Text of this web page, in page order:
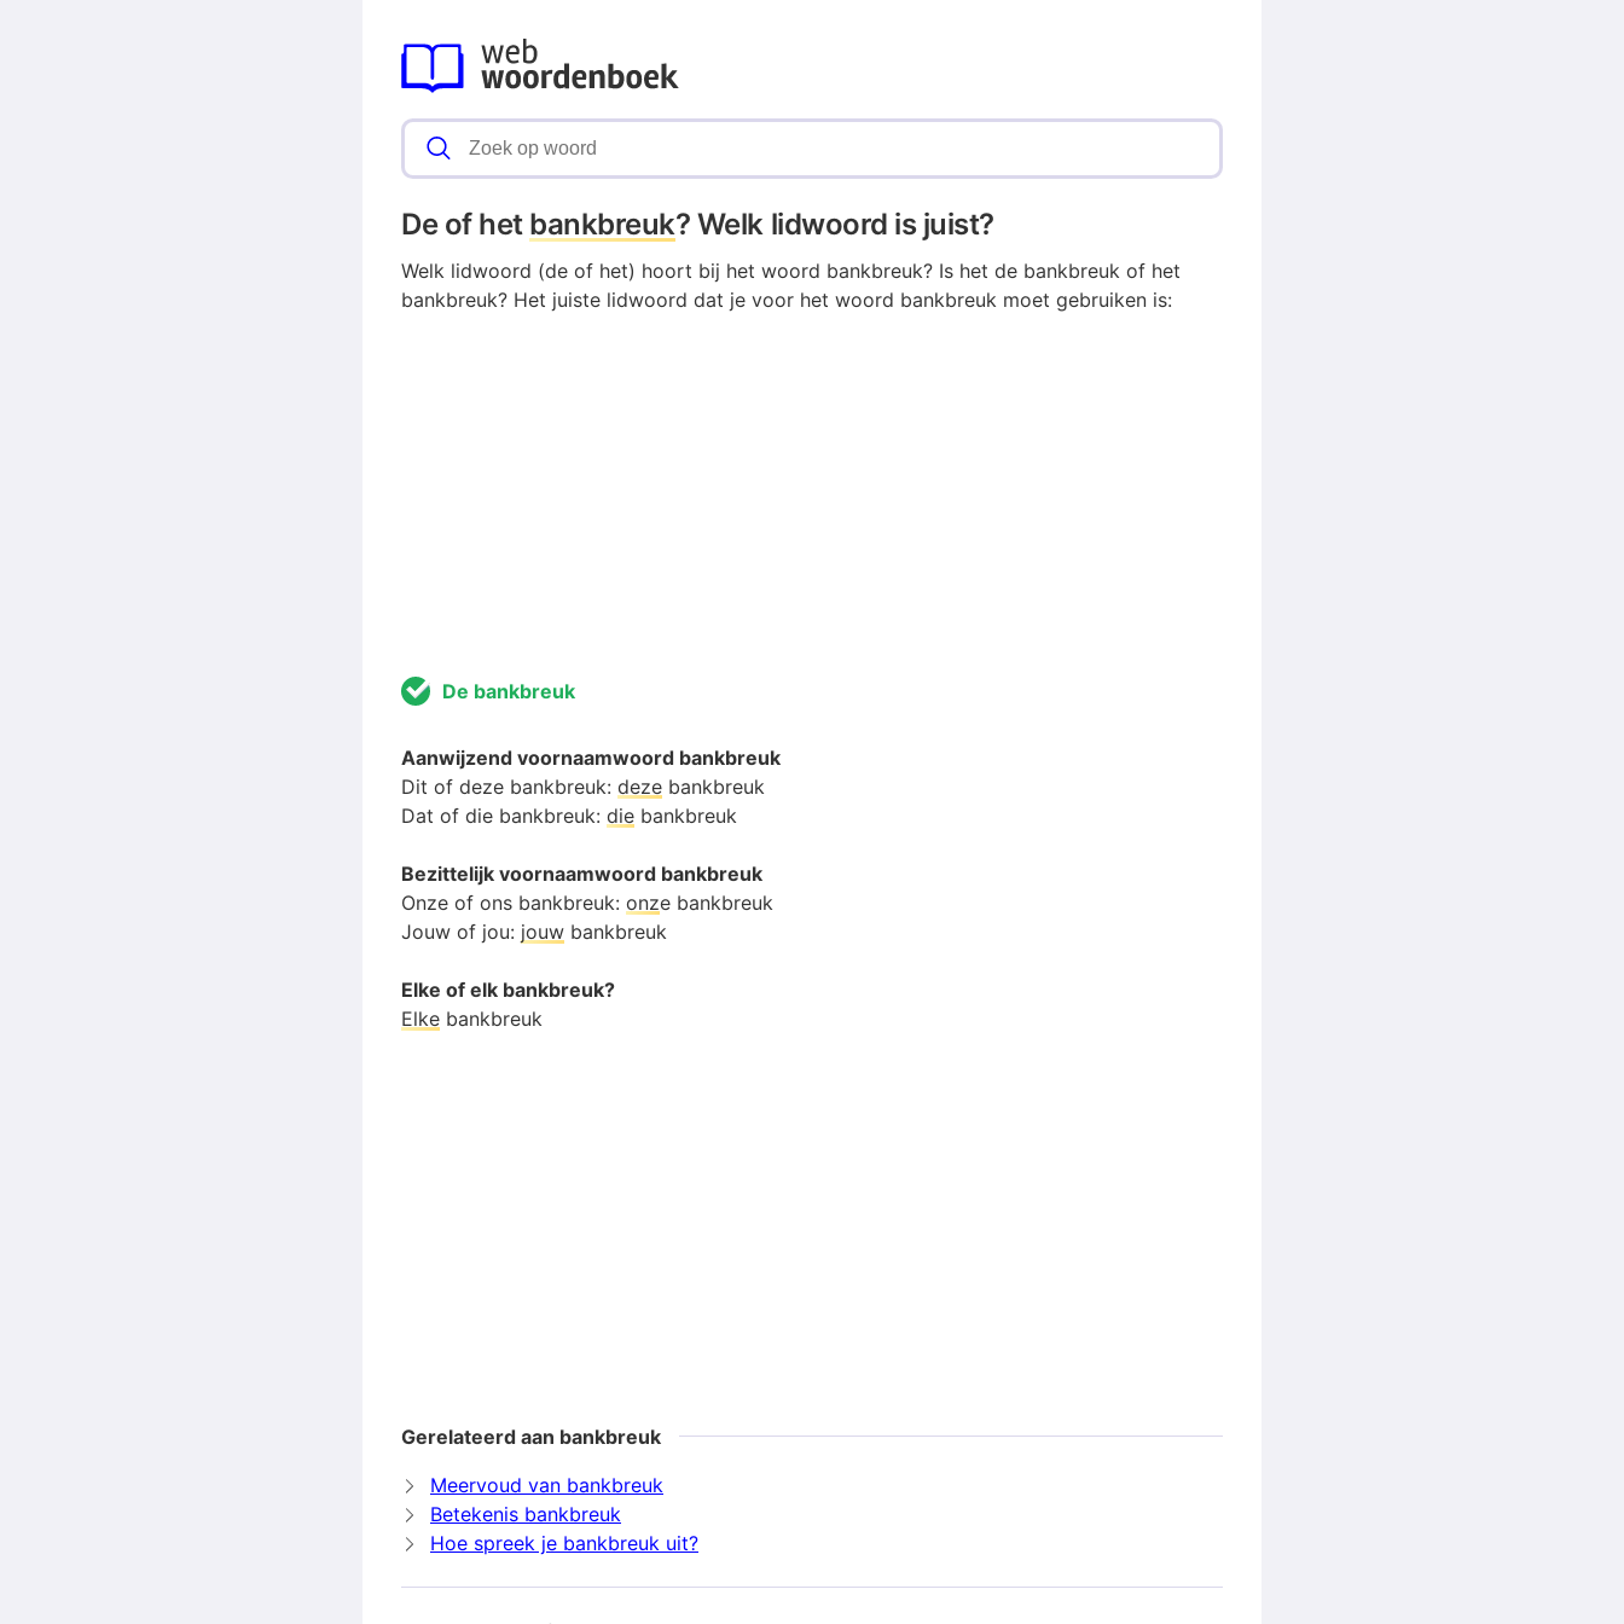
De of het bankbreuk? Welk lidwoord is juist?
Welk lidwoord (de of het) hoort bij het woord bankbreuk? Is het de bankbreuk of het
bankbreuk? Het juiste lidwoord dat je voor het woord bankbreuk moet gebruiken is:
De bankbreuk
Aanwijzend voornaamwoord bankbreuk
Dit of deze bankbreuk: deze bankbreuk
Dat of die bankbreuk: die bankbreuk
Bezittelijk voornaamwoord bankbreuk
Onze of ons bankbreuk: onze bankbreuk
Jouw of jou: jouw bankbreuk
Elke of elk bankbreuk?
Elke bankbreuk
Gerelateerd aan bankbreuk
Meervoud van bankbreuk
Betekenis bankbreuk
Hoe spreek je bankbreuk uit?